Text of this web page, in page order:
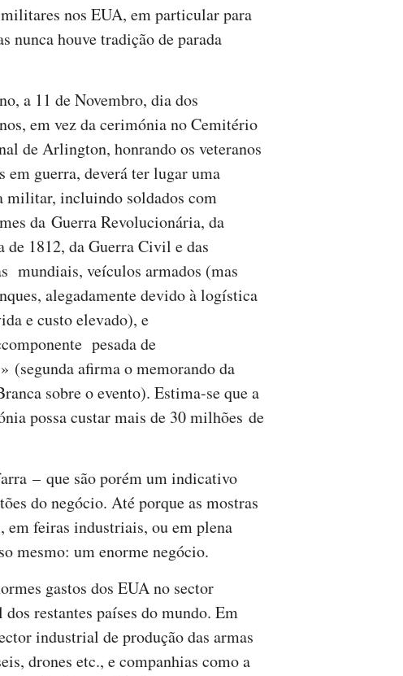
nos EUA, em particular para
nunca houve tradição de parada
a 11 de Novembro, dia dos
em vez da cerimónia no Cemitério
de Arlington, honrando os veteranos
em guerra, deverá ter lugar uma
militar, incluindo soldados com
da Guerra Revolucionária, da
de 1812, da Guerra Civil e das
mundiais, veículos armados (mas
alegadamente devido à logística
e custo elevado), e
pesada de
(segunda afirma o memorando da
sobre o evento). Estima-se que a
possa custar mais de 30 milhões de
– que são porém um indicativo
do negócio. Até porque as mostras
em feiras industriais, ou em plena
mesmo: um enorme negócio.
gastos dos EUA no sector
restantes países do mundo. Em
industrial de produção das armas
drones etc., e companhias como a